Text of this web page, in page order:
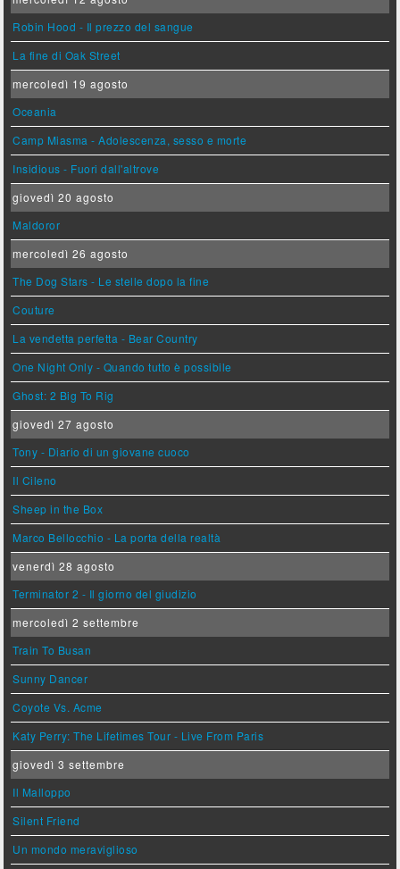
Robin Hood - Il prezzo del sangue
La fine di Oak Street
mercoledì 19 agosto
Oceania
Camp Miasma - Adolescenza, sesso e morte
Insidious - Fuori dall'altrove
giovedì 20 agosto
Maldoror
mercoledì 26 agosto
The Dog Stars - Le stelle dopo la fine
Couture
La vendetta perfetta - Bear Country
One Night Only - Quando tutto è possibile
Ghost: 2 Big To Rig
giovedì 27 agosto
Tony - Diario di un giovane cuoco
Il Cileno
Sheep in the Box
Marco Bellocchio - La porta della realtà
venerdì 28 agosto
Terminator 2 - Il giorno del giudizio
mercoledì 2 settembre
Train To Busan
Sunny Dancer
Coyote Vs. Acme
Katy Perry: The Lifetimes Tour - Live From Paris
giovedì 3 settembre
Il Malloppo
Silent Friend
Un mondo meraviglioso